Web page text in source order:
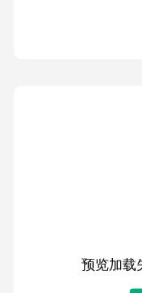
预览加载